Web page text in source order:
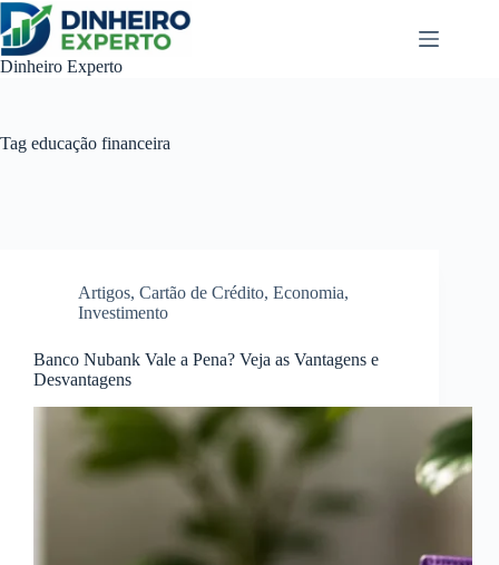
Pular
para
o
conteúdo
Dinheiro Experto
Tag educação financeira
Artigos, Cartão de Crédito, Economia,
Investimento
Banco Nubank Vale a Pena? Veja as Vantagens e
Desvantagens